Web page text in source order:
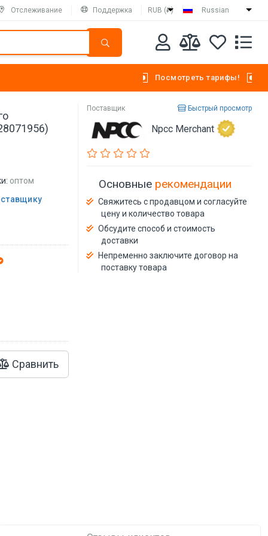
Отслеживание Поддержка RUB (₽) Russian
Посмотреть тарифы!
оптом
Сравнить
Поставщик Быстрый просмотр
Npcc Merchant
Основные рекомендации
Свяжитесь с продавцом и согласуйте
цену и количество товара
Обсудите способ и стоимость
доставки
Непременно заключите договор на
поставку товара